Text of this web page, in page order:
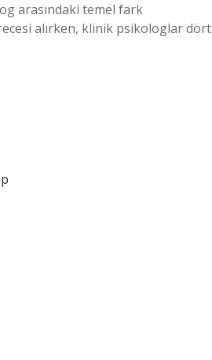
arasındaki temel fark
alırken, klinik psikologlar dört